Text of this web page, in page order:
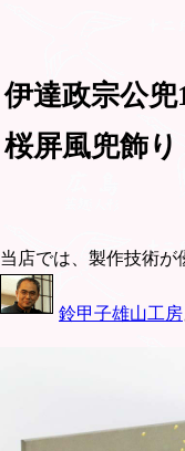
伊達政宗公
桜屏風兜飾
当店では、製作技術が
鈴甲子雄山工房